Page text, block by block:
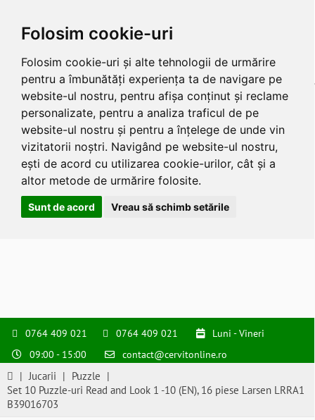
Folosim cookie-uri
Folosim cookie-uri și alte tehnologii de urmărire
pentru a îmbunătăți experiența ta de navigare pe
website-ul nostru, pentru afișa conținut și reclame
personalizate, pentru a analiza traficul de pe
website-ul nostru și pentru a înțelege de unde vin
vizitatorii noștri. Navigând pe website-ul nostru,
ești de acord cu utilizarea cookie-urilor, cât și a
altor metode de urmărire folosite.
Sunt de acord Vreau să schimb setările
0764 409 021 0764 409 021
Luni - Vineri
09:00 - 15:00
contact@cervitonline.ro
| Jucarii | Puzzle |
Set 10 Puzzle-uri Read and Look 1 -10 (EN), 16 piese Larsen LRRA1
B39016703